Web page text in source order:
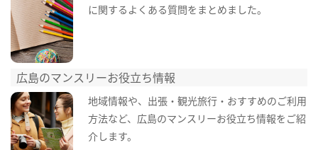
に関するよくある質問をまとめました。
広島のマンスリーお役立ち情報
地域情報や、出張・観光旅行・おすすめのご利用
方法など、広島のマンスリーお役立ち情報をご紹
介します。